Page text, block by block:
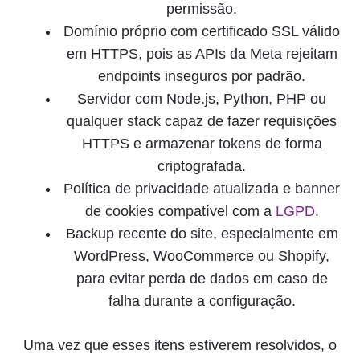
permissão.
Domínio próprio com certificado SSL válido
em HTTPS, pois as APIs da Meta rejeitam
endpoints inseguros por padrão.
Servidor com Node.js, Python, PHP ou
qualquer stack capaz de fazer requisições
HTTPS e armazenar tokens de forma
criptografada.
Política de privacidade atualizada e banner
de cookies compatível com a LGPD.
Backup recente do site, especialmente em
WordPress, WooCommerce ou Shopify,
para evitar perda de dados em caso de
falha durante a configuração.
Uma vez que esses itens estiverem resolvidos, o